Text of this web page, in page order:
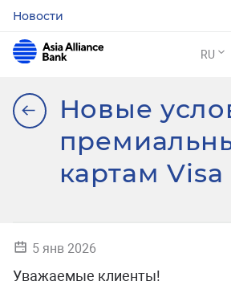
Новости
RU
Новые
картам Visa
5 янв 2026
Уважаемые клиенты!